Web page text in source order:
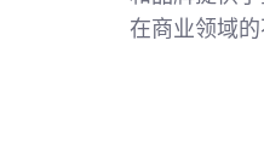
在商业领域